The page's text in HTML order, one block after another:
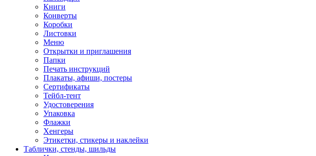
Книги
Конверты
Коробки
Листовки
Меню
Открытки и приглашения
Папки
Печать инструкций
Плакаты, афиши, постеры
Сертификаты
Тейбл-тент
Удостоверения
Упаковка
Флажки
Хенгеры
Этикетки, стикеры и наклейки
Таблички, стенды, шильды